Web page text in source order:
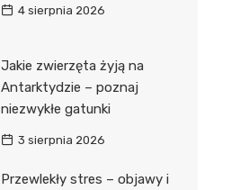
4 sierpnia 2026
Jakie zwierzęta żyją na
Antarktydzie – poznaj
niezwykłe gatunki
3 sierpnia 2026
Przewlekły stres – objawy i